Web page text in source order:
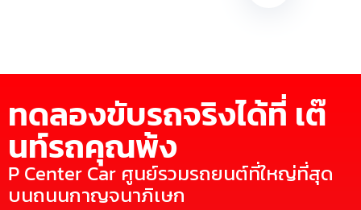
ทดลองขับรถจริงได้ที่ เต๊
นท์รถคุณพ้ง
P Center Car ศูนย์รวมรถยนต์ที่ใหญ่ที่สุด
บนถนนกาญจนาภิเษก